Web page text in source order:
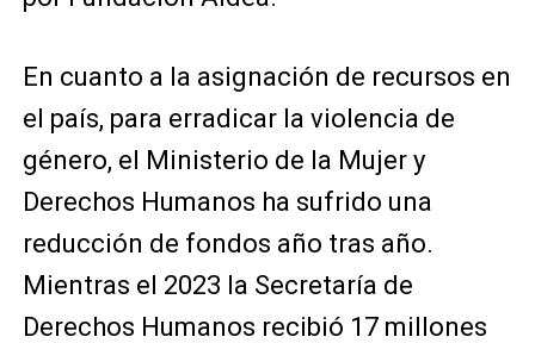
En cuanto a la asignación de recursos en
el país, para erradicar la violencia de
género, el Ministerio de la Mujer y
Derechos Humanos ha sufrido una
reducción de fondos año tras año.
Mientras el 2023 la Secretaría de
Derechos Humanos recibió 17 millones